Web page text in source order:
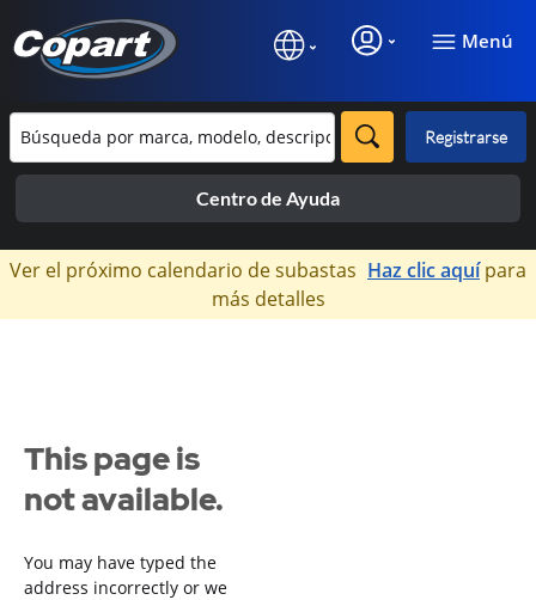
Menú
Registrarse
Centro de Ayuda
×
Ver el próximo calendario de subastas Haz clic aquípara
más detalles
This page is
not available.
You may have typed the
address incorrectly or we